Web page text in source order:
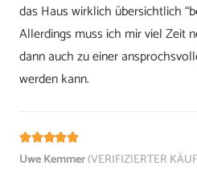
das Haus wirklich übersichtlich
Allerdings muss ich mir viel Zeit
dann auch zu einer
werden kann.
Bewertet mit5von 5
Uwe Kemmer(VERIFIZIERTER